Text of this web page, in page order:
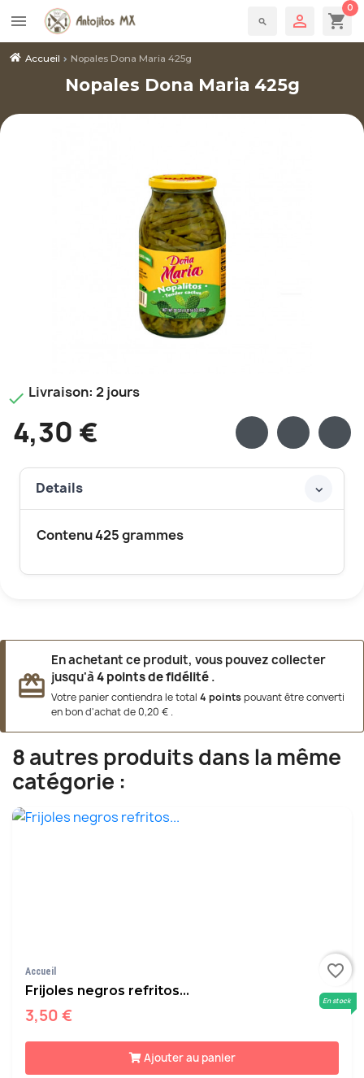
menu search  shopping_cart
0
Accueil Nopales Dona Maria 425g
Nopales Dona Maria 425g
 Livraison: 2 jours
4,30 €
Details
Contenu 425 grammes
redeem
En achetant ce produit, vous pouvez collecter
jusqu'à4 points de fidélité .
Votre panier contiendra le total4 pointspouvant être converti
en bon d'achat de0,20 € .
8 autres produits dans la même
catégorie :
Accueil
Frijoles negros refritos...
3,50 €
En stock
Ajouter au panier
favorite_border